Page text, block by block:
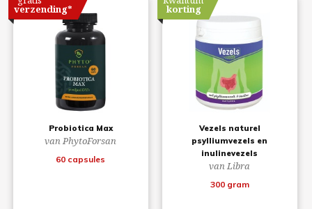
Probiotica Max
van PhytoForsan
60 capsules
verzending*
Vezels naturel
psylliumvezels en
inulinevezels
van Libra
300 gram
korting